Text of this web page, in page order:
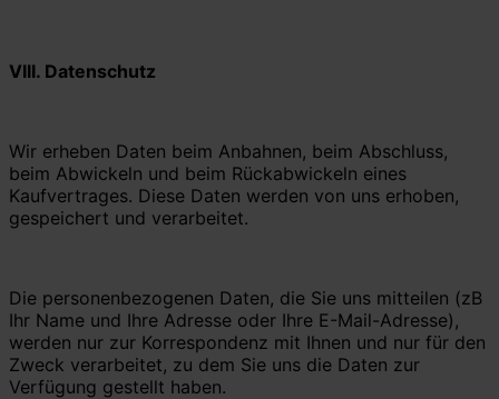
VIII. Datenschutz
Wir erheben Daten beim Anbahnen, beim Abschluss,
beim Abwickeln und beim Rückabwickeln eines
Kaufvertrages. Diese Daten werden von uns erhoben,
gespeichert und verarbeitet.
Die personenbezogenen Daten, die Sie uns mitteilen (zB
Ihr Name und Ihre Adresse oder Ihre E-Mail-Adresse),
werden nur zur Korrespondenz mit Ihnen und nur für den
Zweck verarbeitet, zu dem Sie uns die Daten zur
Verfügung gestellt haben.